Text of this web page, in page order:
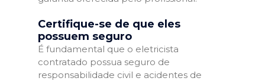
Certifique-se de que eles
possuem seguro
É fundamental que o eletricista
contratado possua seguro de
responsabilidade civil e acidentes de